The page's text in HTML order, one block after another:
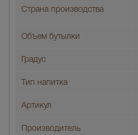
Страна производства
Объем бутылки
Градус
Тип напитка
Артикул
Производитель